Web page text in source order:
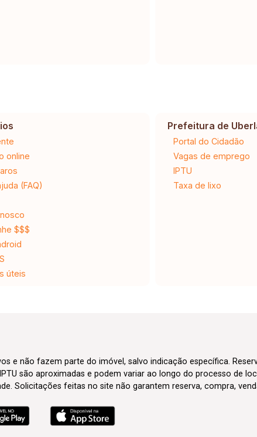
online
(FAQ)
$$$
úteis
Prefeitura de
Portal do Cidadão
Vagas de emprego
IPTU
Taxa de lixo
e não fazem parte do imóvel, salvo indicação específica.
são aproximadas e podem variar ao longo do processo de
Solicitações feitas no site não garantem reserva, compra,